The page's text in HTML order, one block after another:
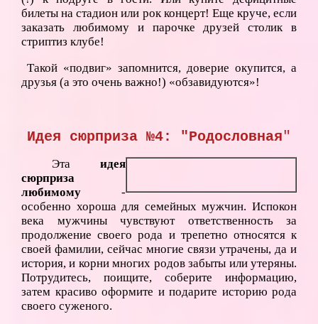
билеты на стадион или рок концерт! Еще круче, если
заказать любимому и парочке друзей столик в
стриптиз клубе!
Такой «подвиг» запомнится, доверие окупится, а
друзья (а это очень важно!) «обзавидуются»!
Идея сюрприза №4: "Родословная"
Эта идея
сюрприза
любимому -
особенно хороша для семейных мужчин. Испокон
века мужчины чувствуют ответственность за
продолжение своего рода и трепетно относятся к
своей фамилии, сейчас многие связи утрачены, да и
история, и корни многих родов забыты или утеряны.
Потрудитесь, поищите, соберите информацию,
затем красиво оформите и подарите историю рода
своего суженого.